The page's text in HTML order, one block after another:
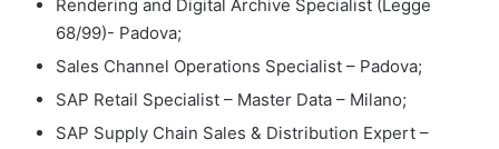
Rendering and Digital Archive Specialist (Legge
68/99)- Padova;
Sales Channel Operations Specialist – Padova;
SAP Retail Specialist – Master Data – Milano;
SAP Supply Chain Sales & Distribution Expert –